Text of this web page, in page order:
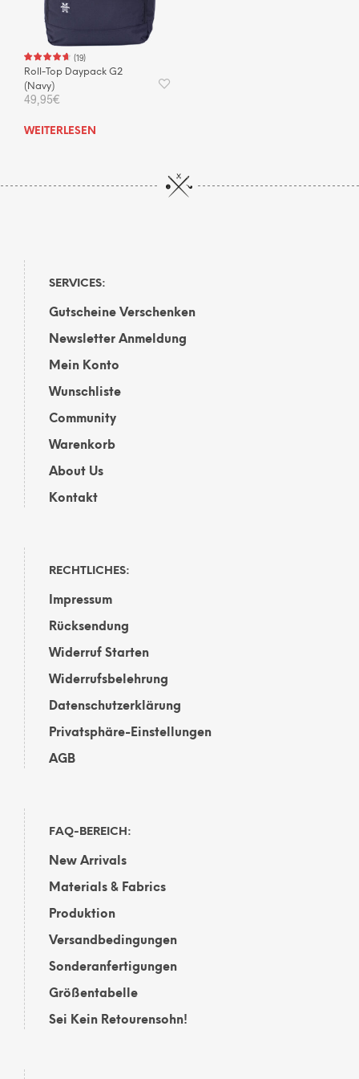
(19)
Roll-Top Daypack G2
(Navy)
49,95€
WEITERLESEN
SERVICES:
Gutscheine Verschenken
Newsletter Anmeldung
Mein Konto
Wunschliste
Community
Warenkorb
About Us
Kontakt
RECHTLICHES:
Impressum
Rücksendung
Widerruf Starten
Widerrufsbelehrung
Datenschutzerklärung
Privatsphäre-Einstellungen
AGB
FAQ-BEREICH:
New Arrivals
Materials & Fabrics
Produktion
Versandbedingungen
Sonderanfertigungen
Größentabelle
Sei Kein Retourensohn!